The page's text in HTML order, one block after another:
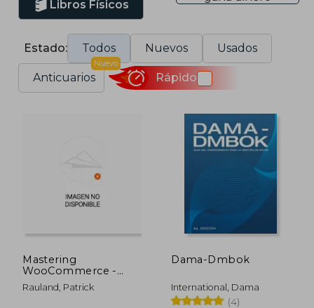
Libros Físicos
Estado: Todos Nuevos Usados
Anticuarios
Nuevo
Rápido
Mastering
WooCommerce -
Second Edition: Build,
customize, and
Rauland, Patrick
Dama-Dmbok
International, Dama
(4)